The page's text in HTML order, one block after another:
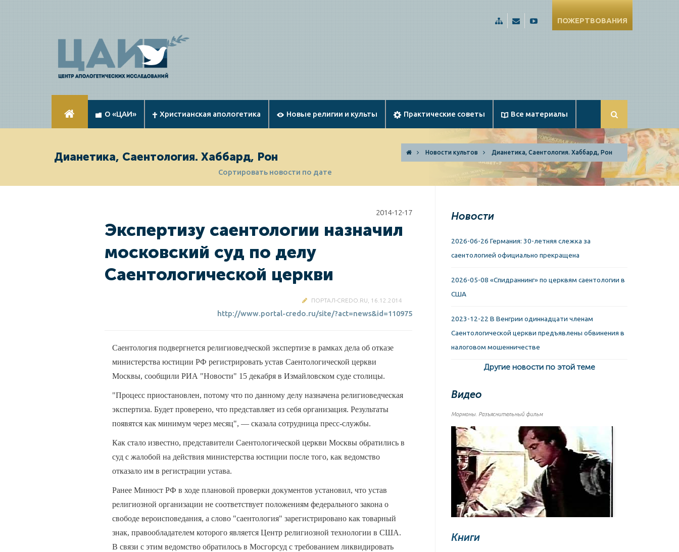
ПОЖЕРТВОВАНИЯ
О «ЦАИ» Христианская апологетика Новые религии и культы Практические советы Все материалы
Дианетика, Саентология. Хаббард, Рон
Сортировать новости по дате
Новости культов Дианетика, Саентология. Хаббард, Рон
2014-12-17
Экспертизу саентологии назначил
московский суд по делу
Саентологической церкви
ПОРТАЛ-CREDO.RU, 16.12.2014
http://www.portal-credo.ru/site/?act=news&id=110975
Саентология подвергнется религиоведческой экспертизе в рамках дела об отказе
министерства юстиции РФ регистрировать устав Саентологической церкви
Москвы, сообщили РИА "Новости" 15 декабря в Измайловском суде столицы.
"Процесс приостановлен, потому что по данному делу назначена религиоведческая
экспертиза. Будет проверено, что представляет из себя организация. Результаты
появятся как минимум через месяц", — сказала сотрудница пресс-службы.
Как стало известно, представители Саентологической церкви Москвы обратились в
суд с жалобой на действия министерства юстиции после того, как ведомство
отказало им в регистрации устава.
Ранее Минюст РФ в ходе плановой проверки документов установил, что устав
религиозной организации не соответствует положениям федерального закона о
свободе вероисповедания, а слово "саентология" зарегистрировано как товарный
знак, правообладателем которого является Центр религиозной технологии в США.
В связи с этим ведомство обратилось в Мосгорсуд с требованием ликвидировать
Новости
2026-06-26 Германия: 30-летняя слежка за
саентологией официально прекращена
2026-05-08 «Спидраннинг» по церквям саентологии в
США
2023-12-22 В Венгрии одиннадцати членам
Саентологической церкви предъявлены обвинения в
налоговом мошенничестве
Другие новости по этой теме
Видео
Мормоны. Разъяснительный фильм
Книги